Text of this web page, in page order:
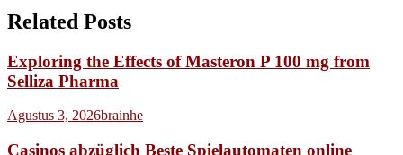
Related Posts
Exploring the Effects of Masteron P 100 mg from
Selliza Pharma
Agustus 3, 2026brainhe
Casinos abzüglich Beste Spielautomaten online